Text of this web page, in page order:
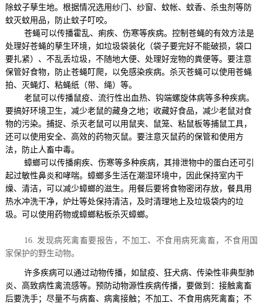
除蚊子孳生地。根据情况选用纱门、纱窗、蚊帐、蚊香、杀虫剂等防
蚊灭蚊用品，防止蚊子叮咬。
苍蝇可以传播霍乱、痢疾、伤寒等疾病。控制苍蝇的有效方法是
处理好苍蝇的孳生环境，如垃圾袋装化（袋子要完好不能破损，袋口
要扎紧）、不乱丢垃圾，不随地大便、处理好宠物的粪便等。要注意
保管好食物，防止苍蝇叮爬，以免感染疾病。杀灭苍蝇可以使用苍蝇
拍、灭蝇灯、粘蝇纸（带、绳）等。
老鼠可以传播鼠疫、流行性出血热、钩端螺旋体病等多种疾病。
要搞好环境卫生，减少老鼠的藏身之地；收藏好食品，减少老鼠对食
物的污染。捕捉、杀灭老鼠可以用鼠夹、鼠笼、粘鼠板等捕鼠工具，
还可以使用安全、高效的药物灭鼠。要注意灭鼠药的保管和使用方
法，防止人畜中毒。
蟑螂可以传播痢疾、伤寒等多种疾病，其排泄物中的蛋白还可引
起过敏性鼻炎和哮喘。蟑螂多生活在潮湿环境中，因此保持室内干
燥、清洁，可以减少蟑螂的滋生。用餐后要将食物密闭存放，餐具用
热水冲洗干净，炉灶等处保持清洁，及时清理地上及垃圾袋内的垃
圾。可以使用药物或蟑螂粘板杀灭蟑螂。
16. 发现病死禽畜要报告，不加工、不食用病死禽畜，不食用国
家保护的野生动物。
许多疾病可以通过动物传播，如鼠疫、狂犬病、传染性非典型肺
炎、高致病性禽流感等。预防动物源性疾病传播，要做到：接触禽畜
后要洗手；尽量不与病畜、病禽接触；不加工、不食用病死禽畜；不